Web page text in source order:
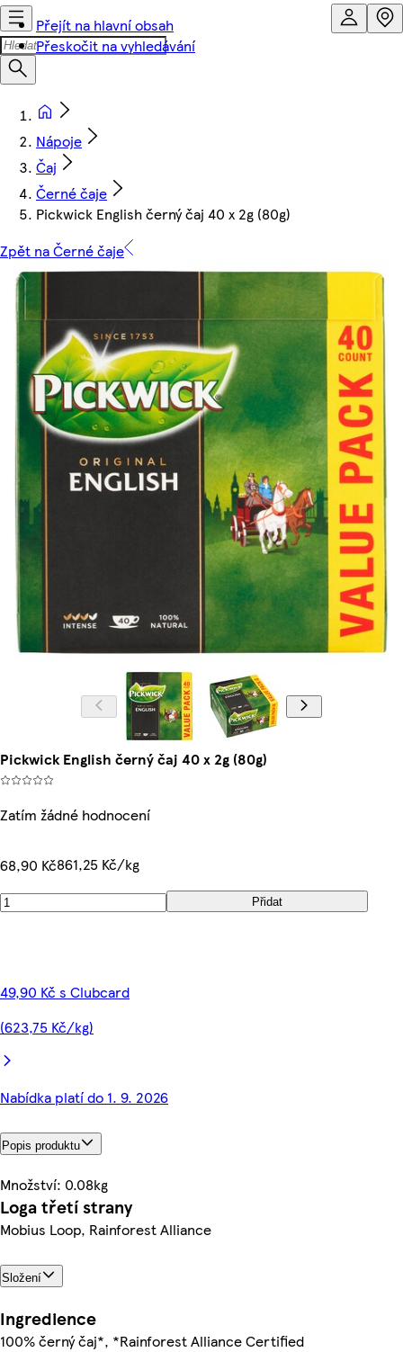
Přejít na hlavní obsah
Přeskočit na vyhledávání
Nápoje
Čaj
Černé čaje
Pickwick English černý čaj 40 x 2g (80g)
Zpět na Černé čaje
Pickwick English černý čaj 40 x 2g (80g)
Zatím žádné hodnocení
68,90 Kč861,25 Kč/kg
Přidat
49,90 Kč s Clubcard
(623,75 Kč/kg)
Nabídka platí do 1. 9. 2026
Popis produktu
Množství: 0.08kg
Loga třetí strany
Mobius Loop, Rainforest Alliance
Složení
Ingredience
100% černý čaj*, *Rainforest Alliance Certified